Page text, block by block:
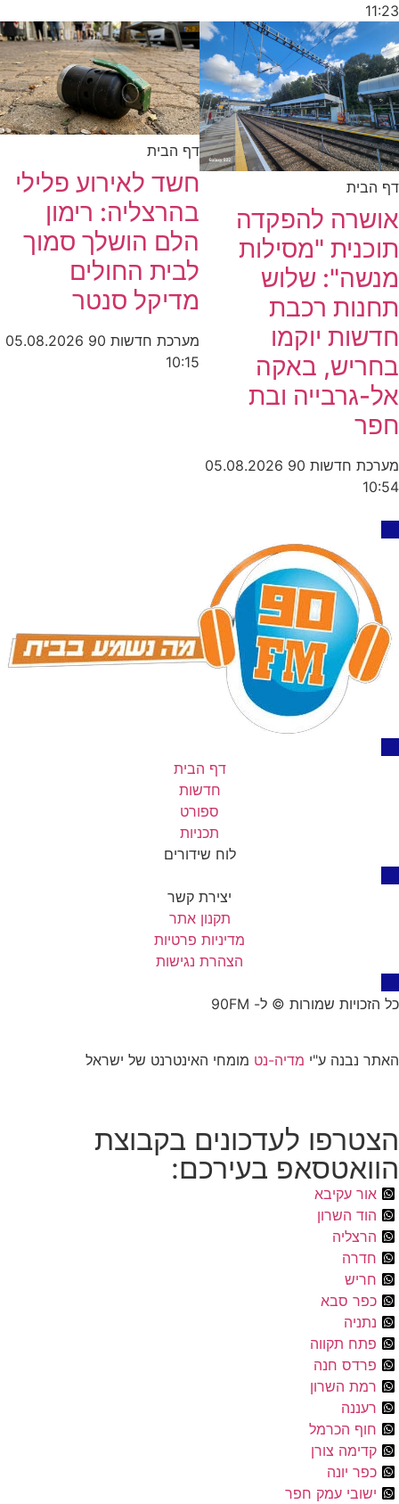
11:23
דף הבית
אושרה להפקדה
תוכנית "מסילות
מנשה": שלוש
תחנות רכבת
חדשות יוקמו
בחריש, באקה
אל-גרבייה ובת
חפר
מערכת חדשות 90
05.08.2026
10:54
דף הבית
חשד לאירוע פלילי
בהרצליה: רימון
הלם הושלך סמוך
לבית החולים
מדיקל סנטר
מערכת חדשות 90
05.08.2026
10:15
דף הבית
חדשות
ספורט
תכניות
לוח שידורים
יצירת קשר
תקנון אתר
מדיניות פרטיות
הצהרת נגישות
כל הזכויות שמורות © ל- 90FM
האתר נבנה ע"י מדיה-נט מומחי האינטרנט של ישראל
הצטרפו לעדכונים בקבוצת
הוואטסאפ בעירכם:
אור עקיבא
הוד השרון
הרצליה
חדרה
חריש
כפר סבא
נתניה
פתח תקווה
פרדס חנה
רמת השרון
רעננה
חוף הכרמל
קדימה צורן
כפר יונה
ישובי עמק חפר